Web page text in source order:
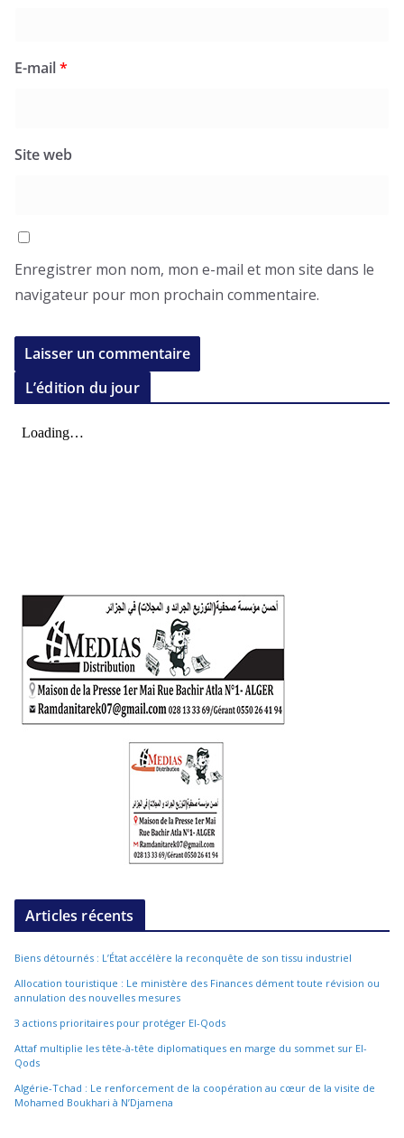
E-mail*
Site web
Enregistrer mon nom, mon e-mail et mon site dans le
navigateur pour mon prochain commentaire.
L’édition du jour
Articles récents
Biens détournés : L’État accélère la reconquête de son tissu industriel
Allocation touristique : Le ministère des Finances dément toute révision ou
annulation des nouvelles mesures
3 actions prioritaires pour protéger El-Qods
Attaf multiplie les tête-à-tête diplomatiques en marge du sommet sur El-
Qods
Algérie-Tchad : Le renforcement de la coopération au cœur de la visite de
Mohamed Boukhari à N’Djamena